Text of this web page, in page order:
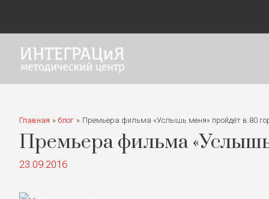
Главная блог Премьера фильма «Услышь меня» пройдёт в 80
Премьера фильма
23.09.2016